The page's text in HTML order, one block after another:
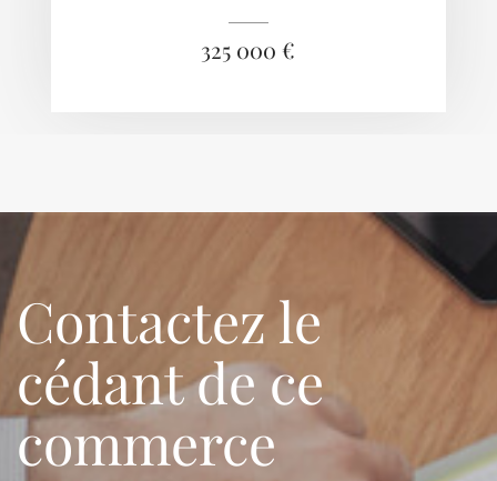
325 000 €
Contactez le
cédant de ce
commerce